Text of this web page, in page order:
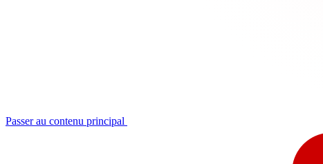
Passer au contenu principal